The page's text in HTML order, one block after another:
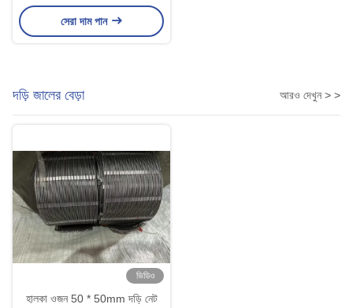
প্যানেল জাল
সেরা দাম পান
দড়ি জালের বেড়া আরও দেখুন > >
ভিডিও
হালকা ওজন 50 * 50mm দড়ি নেট